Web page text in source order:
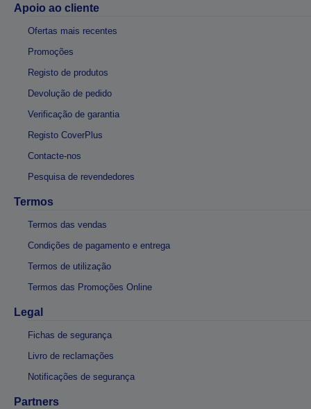
Apoio ao cliente
Ofertas mais recentes
Promoções
Registo de produtos
Devolução de pedido
Verificação de garantia
Registo CoverPlus
Contacte-nos
Pesquisa de revendedores
Termos
Termos das vendas
Condições de pagamento e entrega
Termos de utilização
Termos das Promoções Online
Legal
Fichas de segurança
Livro de reclamações
Notificações de segurança
Partners